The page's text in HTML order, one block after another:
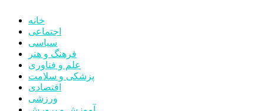
خانه
اجتماعی
سیاسی
فرهنگ و هنر
علم و فناوری
پزشکی و سلامت
اقتصادی
ورزشی